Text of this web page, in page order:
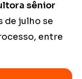
sênior
de julho se
entre